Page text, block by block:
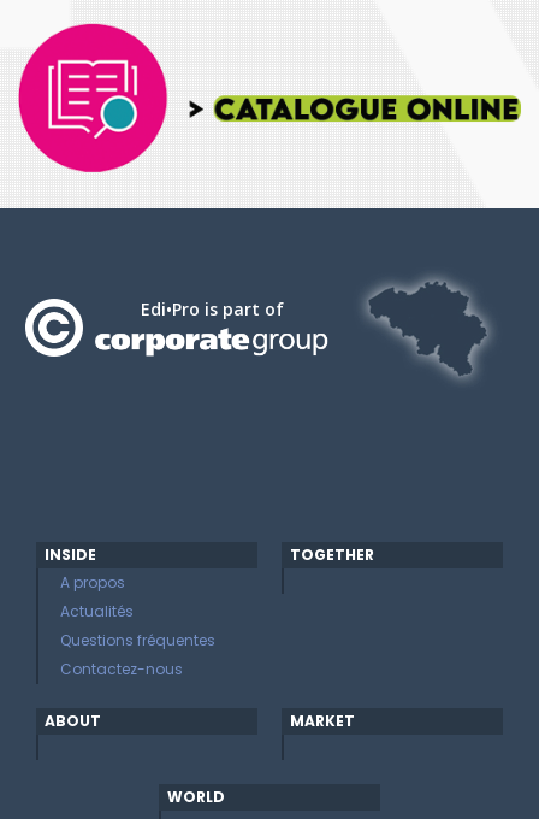
Edi•Pro is part of
INSIDE
A propos
Actualités
Questions fréquentes
Contactez-nous
TOGETHER
ABOUT MARKET
WORLD